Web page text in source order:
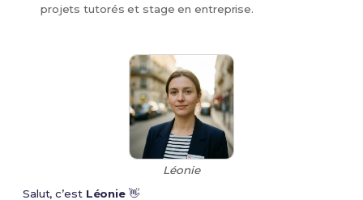
projets tutorés et stage en entreprise.
Léonie
Salut, c’est Léonie 👋